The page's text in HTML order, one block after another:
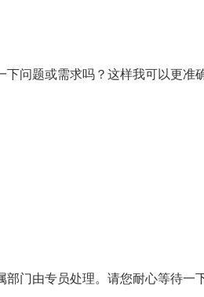
问题或需求吗？这样我可以更准
门由专员处理。请您耐心等待一